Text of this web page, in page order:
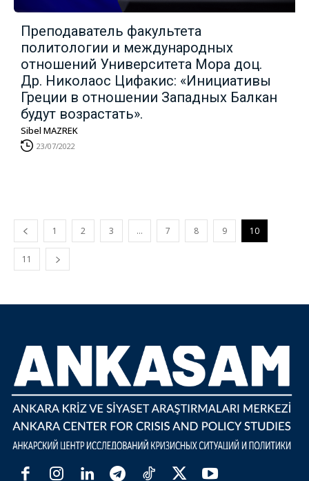
Преподаватель факультета
политологии и международных
отношений Университета Мора доц.
Др. Николаос Цифакис: «Инициативы
Греции в отношении Западных Балкан
будут возрастать».
Sibel MAZREK
23/07/2022
1 2 3 … 7 8 9 10
11